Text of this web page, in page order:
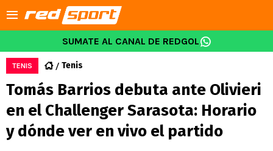
SUMATE AL CANAL DE REDGOL
TENIS Tenis
Tomás Barrios debuta ante Olivieri
en el Challenger Sarasota: Horario
y dónde ver en vivo el partido